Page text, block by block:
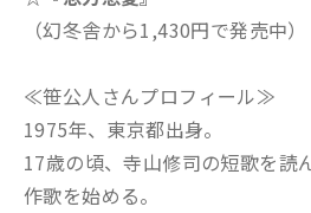
（幻冬舎から1,430円で発売中）
≪笹公人さんプロフィール≫
1975年、東京都出身。
17歳の頃、寺山修司の短歌を読
作歌を始める。